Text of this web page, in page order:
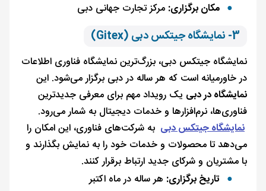
مکان برگزاری: مرکز تجارت جهانی دبی
3- نمایشگاه جیتکس دبی (Gitex)
نمایشگاه جیتکس دبی، بزرگ‌ترین نمایشگاه فناوری اطلاعات
در خاورمیانه است که هر ساله در دبی برگزار می‌شود. این
نمایشگاه در دبی یک رویداد مهم برای معرفی جدیدترین
فناوری‌ها، نرم‌افزارها و خدمات دیجیتال به شمار می‌رود.
نمایشگاه جیتکس دبی به شرکت‌های فناوری، این امکان را
می‌دهد تا محصولات و خدمات خود را به نمایش بگذارند و
با مشتریان و شرکای جدید ارتباط برقرار کنند.
تاریخ برگزاری: هر ساله در ماه اکتبر